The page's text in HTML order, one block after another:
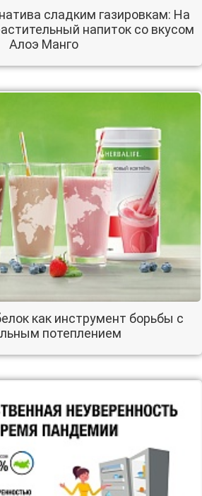
сладким газировкам: На
напиток со вкусом
Алоэ Манго
как инструмент борьбы с
потеплением